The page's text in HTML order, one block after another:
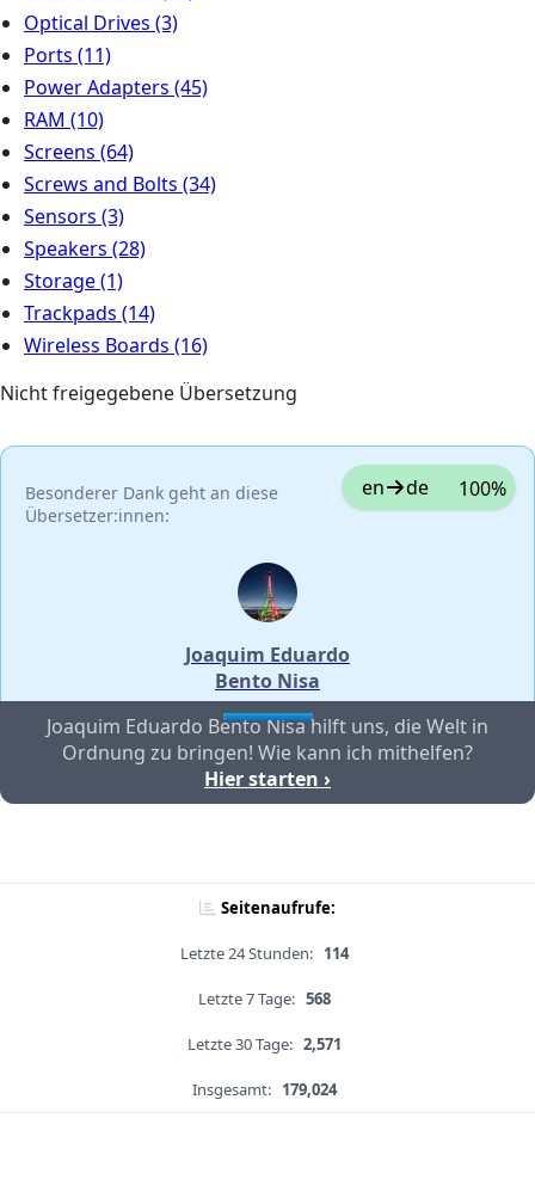
Optical Drives (3)
Ports (11)
Power Adapters (45)
RAM (10)
Screens (64)
Screws and Bolts (34)
Sensors (3)
Speakers (28)
Storage(1)
Trackpads (14)
Wireless Boards (16)
Nicht freigegebene Übersetzung
Besonderer Dank geht an diese
Übersetzer:innen:
en de 100%
Joaquim Eduardo
Bento Nisa
Joaquim Eduardo Bento Nisa hilft uns, die Welt in
Ordnung zu bringen! Wie kann ich mithelfen?
Hier starten ›
Seitenaufrufe:
Letzte 24 Stunden: 114
Letzte 7 Tage: 568
Letzte 30 Tage: 2,571
Insgesamt: 179,024